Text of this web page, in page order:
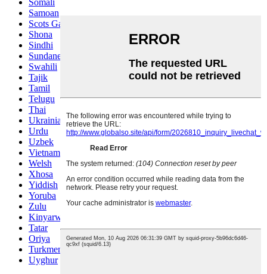
Samoan
Scots Gaelic
Shona
Sindhi
Sundanese
Swahili
Tajik
Tamil
Telugu
Thai
Ukrainian
Urdu
Uzbek
Vietnamese
Welsh
Xhosa
Yiddish
Yoruba
Zulu
Kinyarwanda
Tatar
Oriya
Turkmen
Uyghur